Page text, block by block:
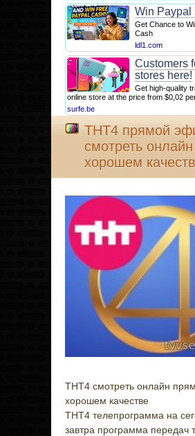
Win Paypal
Get Chance to
Cash
ldl1.com
Customers
stores here!
Get high-quality
online store at the price from $0,02
surfe.be
ТНТ4 прямой
смотреть
хорошем
ТНТ4 смотреть онлайн
хорошем качестве
ТНТ4 телепрограмма на
завтра программа передач